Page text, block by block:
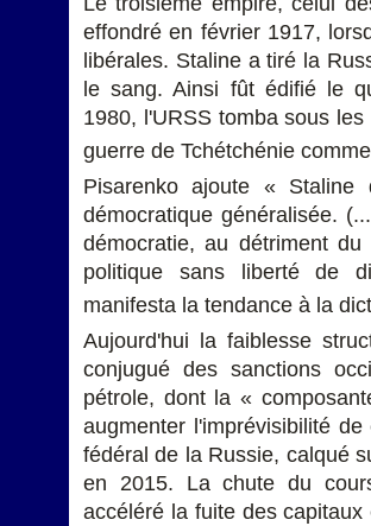
effondré en février 1917,
libérales. Staline a tiré la
le sang. Ainsi fût édifié le
1980, l'URSS tomba sous
guerre de Tchétchénie
Pisarenko ajoute «
démocratique généralisée.
démocratie, au détriment
politique sans liberté de
manifesta la tendance à la
Aujourd'hui la faiblesse
conjugué des sanctions
pétrole, dont la «
augmenter l'imprévisibilité
fédéral de la Russie, calqué
en 2015. La chute du
accéléré la fuite des